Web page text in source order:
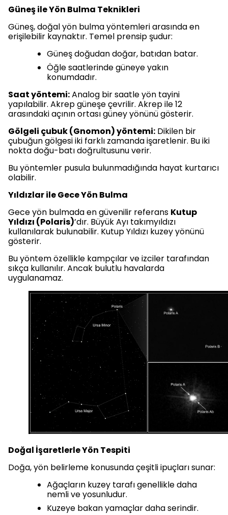
Güneş ile Yön Bulma Teknikleri
Güneş, doğal yön bulma yöntemleri arasında en
erişilebilir kaynaktır. Temel prensip şudur:
Güneş doğudan doğar, batıdan batar.
Öğle saatlerinde güneye yakın
konumdadır.
Saat yöntemi:Analog bir saatle yön tayini
yapılabilir. Akrep güneşe çevrilir. Akrep ile 12
arasındaki açının ortası güney yönünü gösterir.
Gölgeli çubuk (Gnomon) yöntemi: Dikilen bir
çubuğun gölgesi iki farklı zamanda işaretlenir. Bu iki
nokta doğu-batı doğrultusunu verir.
Bu yöntemler pusula bulunmadığında hayat kurtarıcı
olabilir.
Yıldızlar ile Gece Yön Bulma
Gece yön bulmada en güvenilir referans Kutup
Yıldızı (Polaris)’dır. Büyük Ayı takımyıldızı
kullanılarak bulunabilir. Kutup Yıldızı kuzey yönünü
gösterir.
Bu yöntem özellikle kampçılar ve izciler tarafından
sıkça kullanılır. Ancak bulutlu havalarda
uygulanamaz.
Doğal İşaretlerle Yön Tespiti
Doğa, yön belirleme konusunda çeşitli ipuçları sunar:
Ağaçların kuzey tarafı genellikle daha
nemli ve yosunludur.
Kuzeye bakan yamaçlar daha serindir.